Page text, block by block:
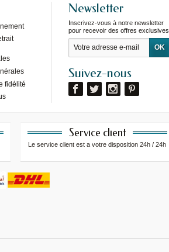
fidélité
Newsletter
Inscrivez-vous à notre newsletter
pour recevoir des offres exclusives
Suivez-nous
Service client
Le service client est a votre disposition 24h / 24h